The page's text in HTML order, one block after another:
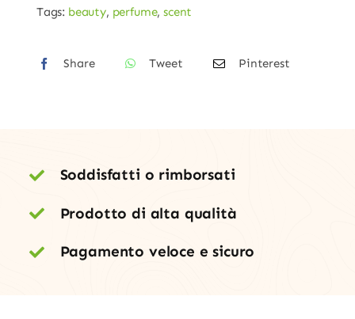
Tags: beauty, perfume,scent
Share Tweet Pinterest
Soddisfatti o rimborsati
Prodotto di alta qualità
Pagamento veloce e sicuro